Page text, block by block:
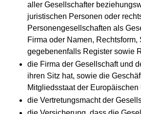
aller Gesellschafter
juristischen Personen oder
Personengesellschaften als
Firma oder Namen, Rechtsform,
gegebenenfalls Register sowie
die Firma der Gesellschaft und
ihren Sitz hat, sowie die
Mitgliedsstaat der Europäischen
die Vertretungsmacht der